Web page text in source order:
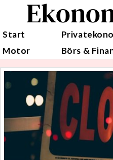
Start
Motor
Börs &